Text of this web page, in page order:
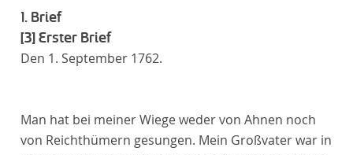
1. Brief
[3]Erster Brief
Den 1. September 1762.
Man hat bei meiner Wiege weder von Ahnen noch
von Reichthümern gesungen. Mein Großvater war in